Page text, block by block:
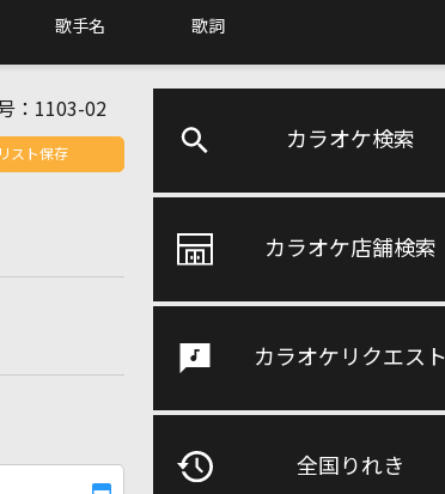
歌手名 歌詞
カラオケ検索
カラオケ店舗検索
カラオケリクエスト
全国りれき
： 1103-02
スト保存